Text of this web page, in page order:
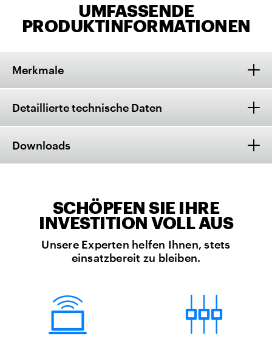
UMFASSENDE
PRODUKTINFORMATIONEN
Merkmale
Detaillierte technische Daten
Downloads
SCHÖPFEN SIE IHRE
INVESTITION VOLL AUS
Unsere Experten helfen Ihnen, stets
einsatzbereit zu bleiben.